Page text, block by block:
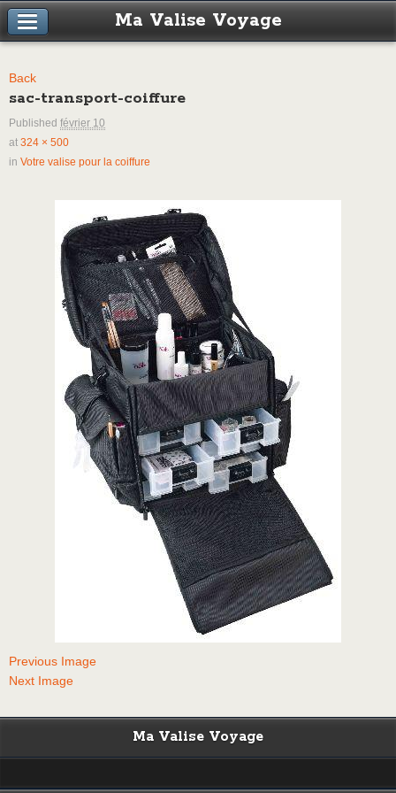
Ma Valise Voyage
Back
sac-transport-coiffure
Published février 10
at 324 × 500
in Votre valise pour la coiffure
Previous Image
Next Image
Ma Valise Voyage